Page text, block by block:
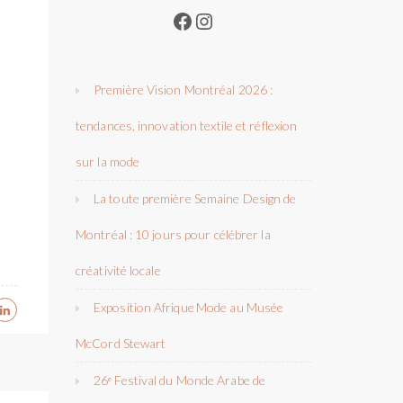
Facebook
Instagram
Première Vision Montréal 2026 :
tendances, innovation textile et réflexion
sur la mode
La toute première Semaine Design de
Montréal : 10 jours pour célébrer la
créativité locale
Exposition Afrique Mode au Musée
McCord Stewart
26ᵉ Festival du Monde Arabe de